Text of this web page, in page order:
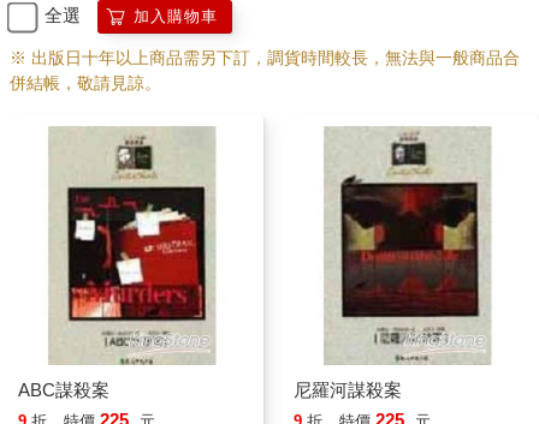
全選 加入購物車
※ 出版日十年以上商品需另下訂，調貨時間較長，無法與一般商品合
併結帳，敬請見諒。
ABC謀殺案 尼羅河謀殺案